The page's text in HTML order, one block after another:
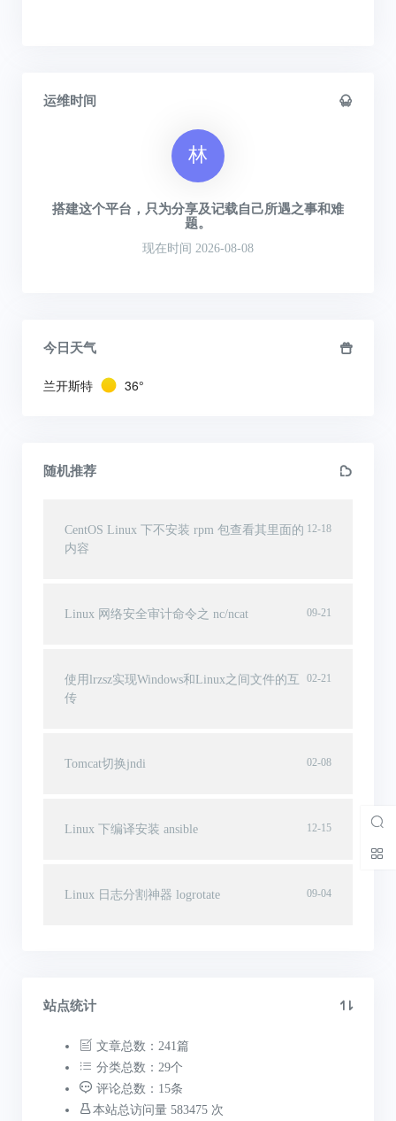
运维时间
林
搭建这个平台，只为分享及记载自己所遇之事和难
题。
现在时间 2026-08-08
今日天气
兰开斯特 36°
随机推荐
12-18
CentOS Linux 下不安装 rpm 包查看其里面的
内容
09-21
Linux 网络安全审计命令之 nc/ncat
02-21
使用lrzsz实现Windows和Linux之间文件的互
传
02-08
Tomcat切换jndi
12-15
Linux 下编译安装 ansible
09-04
Linux 日志分割神器 logrotate
站点统计
文章总数：241篇
分类总数：29个
评论总数：15条
本站总访问量 583475 次